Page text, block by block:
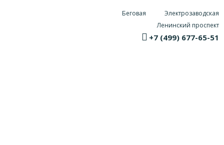
Беговая
Электрозаводская
Ленинский проспект
+7 (499) 677-65-51